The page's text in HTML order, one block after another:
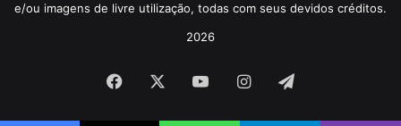
e/ou imagens de livre utilização, todas com seus devidos créditos.
2026
Facebook YouTubeInstagram